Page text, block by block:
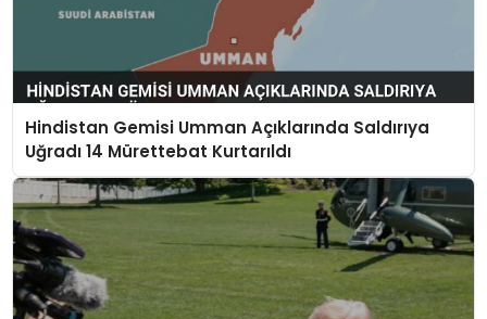
Hindistan Gemisi Umman Açıklarında Saldırıya
Uğradı 14 Mürettebat Kurtarıldı